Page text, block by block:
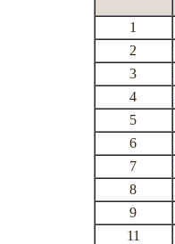
1
2
3
4
5
6
7
8
9
11